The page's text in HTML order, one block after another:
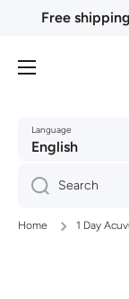
Skip to content
Free
Language
English
Search
Home 1 Day